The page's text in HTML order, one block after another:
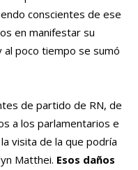
conscientes de ese
en manifestar su
al poco tiempo se sumó
de partido de RN, de
a los parlamentarios e
visita de la que podría
Matthei. Esos daños